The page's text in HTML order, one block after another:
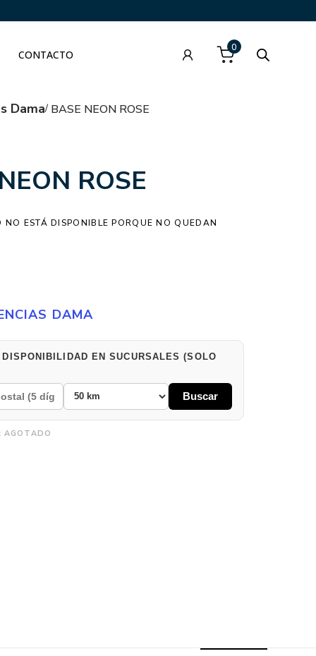
CONTACTO
0
Dama BASE NEON ROSE
ROSE
NO ESTÁ DISPONIBLE PORQUE NO QUEDAN
DAMA
EN SUCURSALES (SOLO
Buscar
AGOTADO